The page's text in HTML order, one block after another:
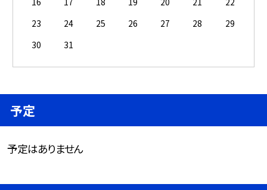
23
24 25 26 27 28
29
30
31
予定
予定はありません